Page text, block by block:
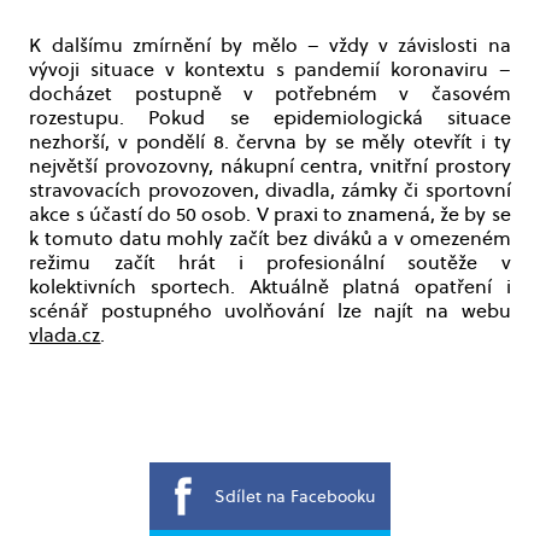
K dalšímu zmírnění by mělo – vždy v závislosti na
vývoji situace v kontextu s pandemií koronaviru –
docházet postupně v potřebném v časovém
rozestupu. Pokud se epidemiologická situace
nezhorší, v pondělí 8. června by se měly otevřít i ty
největší provozovny, nákupní centra, vnitřní prostory
stravovacích provozoven, divadla, zámky či sportovní
akce s účastí do 50 osob. V praxi to znamená, že by se
k tomuto datu mohly začít bez diváků a v omezeném
režimu začít hrát i profesionální soutěže v
kolektivních sportech. Aktuálně platná opatření i
scénář postupného uvolňování lze najít na webu
vlada.cz.
Sdílet na Facebooku